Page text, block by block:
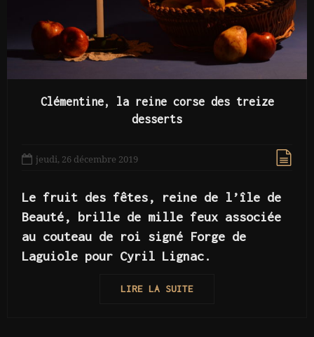
Clémentine, la reine corse des treize
desserts
jeudi, 26 décembre 2019
Le fruit des fêtes, reine de l’île de
Beauté, brille de mille feux associée
au couteau de roi signé Forge de
Laguiole pour Cyril Lignac.
LIRE LA SUITE